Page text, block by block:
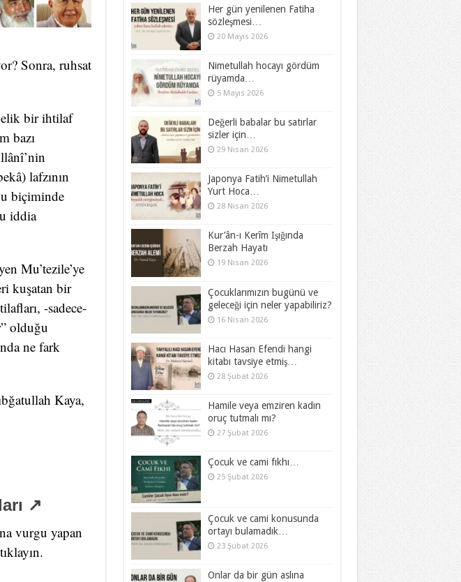
Sonra, ruhsat
bir ihtilaf
bazı
lafzının
biçiminde
iddia
Mu’tezile’ye
kuşatan bir
-sadece-
olduğu
ne fark
Kaya,
↗
vurgu yapan
Her gün yenilenen Fatiha
sözleşmesi…
20 Mayıs 2026
Nimetullah hocayı gördüm
rüyamda…
5 Mayıs 2026
Değerli babalar bu satırlar
sizler için…
29 Nisan 2026
Japonya Fatih’i Nimetullah
Yurt Hoca…
28 Nisan 2026
Kur’ân-ı Kerîm Işığında
Berzah Hayatı
19 Nisan 2026
Çocuklarımızın bugünü ve
geleceği için neler yapabiliriz?
16 Nisan 2026
Hacı Hasan Efendi hangi
kitabı tavsiye etmiş…
28 Şubat 2026
Hamile veya emziren kadın
oruç tutmalı mı?
27 Şubat 2026
Çocuk ve cami fıkhı…
25 Şubat 2026
Çocuk ve cami konusunda
ortayı bulamadık…
23 Şubat 2026
Onlar da bir gün aslına